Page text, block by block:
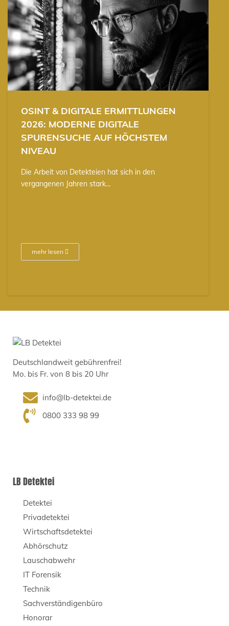
OSINT & DIGITALE ERMITTLUNGEN
2026: MODERNE DIGITALE
SPURENSUCHE AUF HÖCHSTEM
NIVEAU
Die Arbeit von Detekteien hat sich in den
vergangenen Jahren stark…
mehr lesen
Deutschlandweit gebührenfrei!
Mo. bis Fr. von 8 bis 20 Uhr
info@lb-detektei.de
0800 333 98 99
LB Detektei
Detektei
Privadetektei
Wirtschaftsdetektei
Abhörschutz
Lauschabwehr
IT Forensik
Technik
Sachverständigenbüro
Honorar